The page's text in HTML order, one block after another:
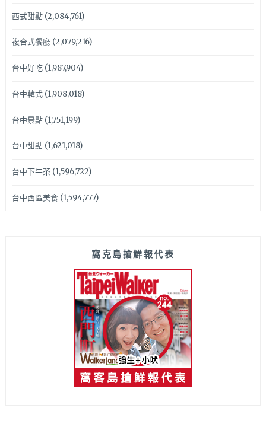
西式甜點(2,084,761)
複合式餐廳(2,079,216)
台中好吃(1,987,904)
台中韓式(1,908,018)
台中景點(1,751,199)
台中甜點(1,621,018)
台中下午茶(1,596,722)
台中西區美食(1,594,777)
窩克島搶鮮報代表